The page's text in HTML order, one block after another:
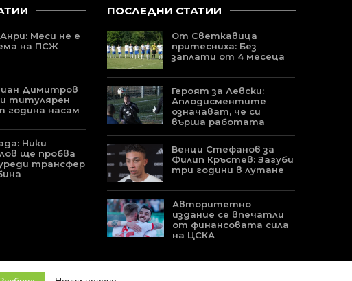
Меси не е
на ПСЖ
Димитров
титулярен
година насам
Ники
ще пробва
трансфер
ПОСЛЕДНИ СТАТИИ
От Светкавица
притесниха: Без
заплати от 4 месеца
Героят за Левски:
Аплодисментите
означават, че си
върша работата
Венци Стефанов за
Филип Кръстев: Загуби
три години в лутане
Авторитетно
издание се впечатли
от финансовата сила
на ЦСКА
УЕБ-ДИЗАЙН И ИЗРАБОТКА ОТ